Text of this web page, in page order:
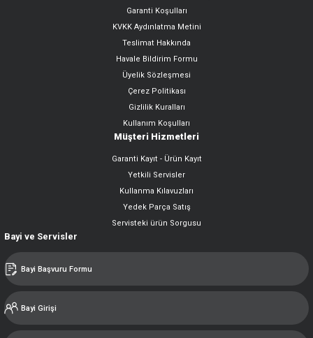
Garanti Koşulları
KVKK Aydınlatma Metini
Teslimat Hakkında
Havale Bildirim Formu
Üyelik Sözleşmesi
Çerez Politikası
Gizlilik Kuralları
Kullanım Koşulları
Müşteri Hizmetleri
Garanti Kayıt - Ürün Kayıt
Yetkili Servisler
Kullanma Kılavuzları
Yedek Parça Satış
Servisteki ürün Sorgusu
Bayi ve Servisler
Bayi Başvuru Formu
Bayi Girişi